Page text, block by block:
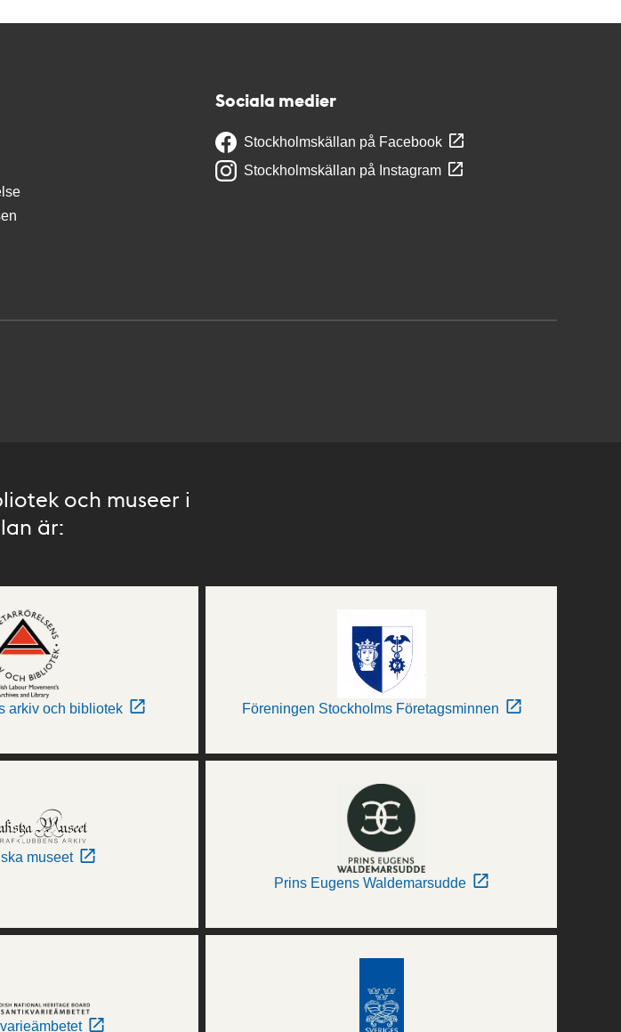
Sociala medier
Stockholmskällan på Facebook
Stockholmskällan på Instagram
och museer i
är:
arkiv och bibliotek Föreningen Stockholms Företagsminnen
museet
Prins Eugens Waldemarsudde